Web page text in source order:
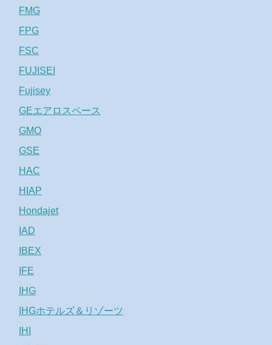
FMG
FPG
FSC
FUJISEI
Fujisey
GEエアロスペース
GMO
GSE
HAC
HIAP
Hondajet
IAD
IBEX
IFE
IHG
IHGホテルズ＆リゾーツ
IHI